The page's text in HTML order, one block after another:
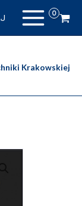
Krakowskiej